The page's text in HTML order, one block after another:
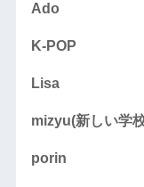
Ado
K-POP
Lisa
mizyu(新しい学
porin